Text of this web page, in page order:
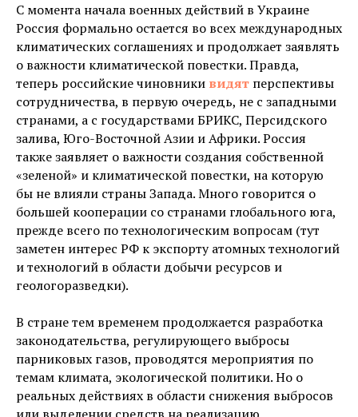
С момента начала военных действий в Украине
Россия формально остается во всех международных
климатических соглашениях и продолжает заявлять
о важности климатической повестки. Правда,
теперь российские чиновники видят перспективы
сотрудничества, в первую очередь, не с западными
странами, а с государствами БРИКС, Персидского
залива, Юго-Восточной Азии и Африки. Россия
также заявляет о важности создания собственной
«зеленой» и климатической повестки, на которую
бы не влияли страны Запада. Много говорится о
большей кооперации со странами глобального юга,
прежде всего по технологическим вопросам (тут
заметен интерес РФ к экспорту атомных технологий
и технологий в области добычи ресурсов и
геологоразведки).
В стране тем временем продолжается разработка
законодательства, регулирующего выбросы
парниковых газов, проводятся мероприятия по
темам климата, экологической политики. Но о
реальных действиях в области снижения выбросов